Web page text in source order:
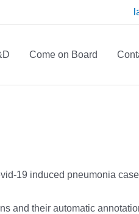
Come on Board
19 induced pneumonia
and their automatic